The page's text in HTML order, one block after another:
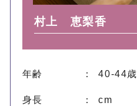
村上 恵梨香
年齢
身長
： 40-44歳
： cm